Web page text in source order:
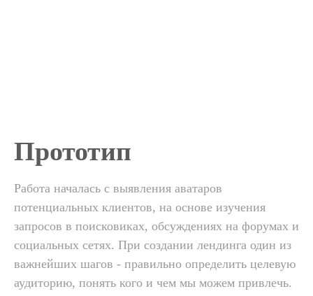
Прототип
Работа началась с выявления аватаров
потенциальных клиентов, на основе изучения
запросов в поисковиках, обсуждениях на форумах и
социальных сетях. При создании лендинга один из
важнейших шагов - правильно определить целевую
аудиторию, понять кого и чем мы можем привлечь.